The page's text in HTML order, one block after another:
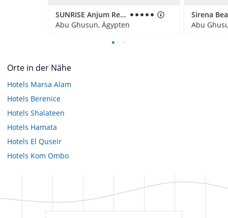
SUNRISE Anjum Resort Marsa Alam
Abu Ghusun, Ägypten
Abu
Orte in der Nähe
Hotels Marsa Alam
Hotels Berenice
Hotels Shalateen
Hotels Hamata
Hotels El Quseir
Hotels Kom Ombo